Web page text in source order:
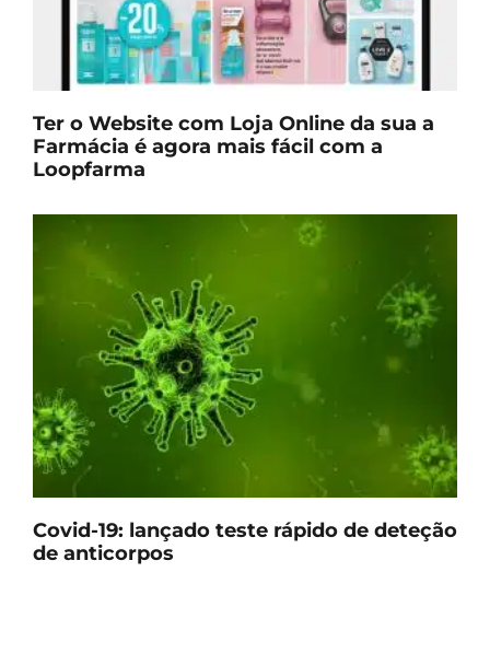
Ter o Website com Loja Online da sua a
Farmácia é agora mais fácil com a
Loopfarma
Covid-19: lançado teste rápido de deteção
de anticorpos